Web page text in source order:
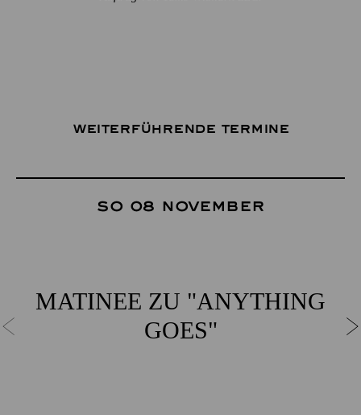
Weiterführende Termine
So 08 November
MATINEE ZU "ANYTHING
GOES"